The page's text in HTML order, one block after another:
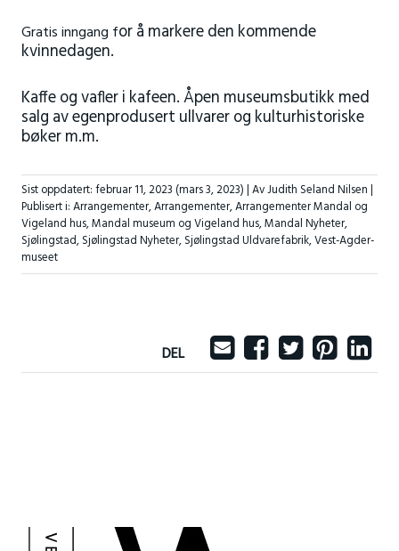
Gratis inngang for å markere den kommende
kvinnedagen.
Kaffe og vafler i kafeen. Åpen museumsbutikk med
salg av egenprodusert ullvarer og kulturhistoriske
bøker m.m.
Sist oppdatert:februar 11, 2023 (mars 3, 2023)| Av Judith Seland Nilsen |
Publisert i:Arrangementer,Arrangementer,Arrangementer Mandal og
Vigeland hus,Mandal museum og Vigeland hus,Mandal Nyheter,
Sjølingstad,Sjølingstad Nyheter,Sjølingstad Uldvarefabrik,Vest-Agder-
museet
DEL